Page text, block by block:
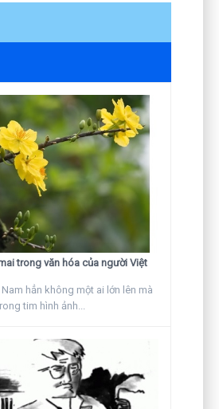
trong văn hóa của người Việt
hẳn không một ai lớn lên mà
tim hình ảnh...